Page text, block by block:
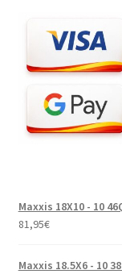
Maxxis 18X10 - 10
81,95€
Maxxis 18.5X6 - 10